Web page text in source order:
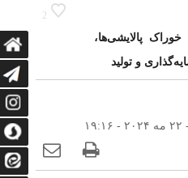
سفارت ایران در اسلام
ایران و پاکستان با
رسیده است
ایرانی در بندر کراچی
2
پالایشی‌ها،
و تولید